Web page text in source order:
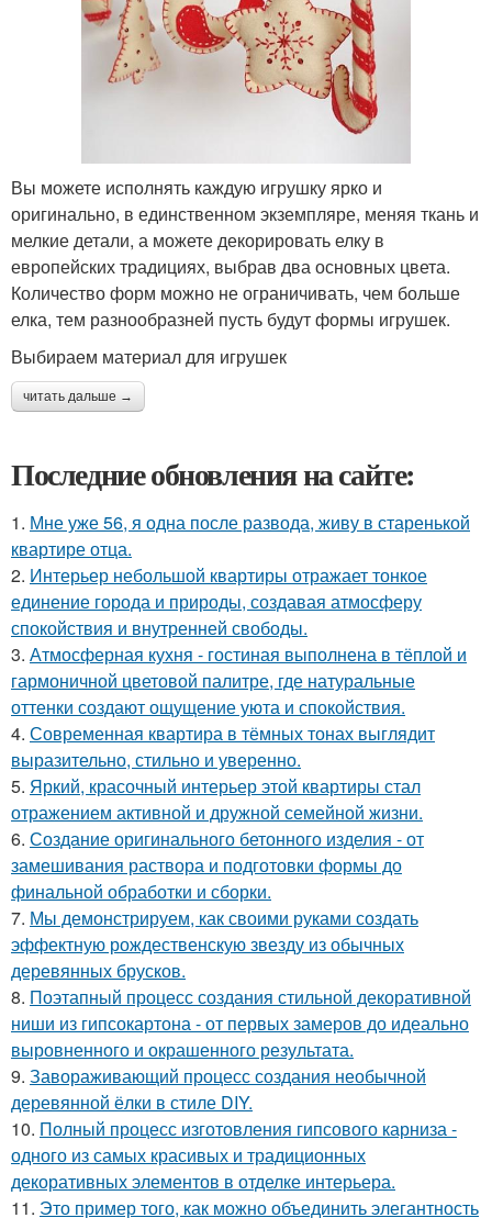
Вы можете исполнять каждую игрушку ярко и
оригинально, в единственном экземпляре, меняя ткань и
мелкие детали, а можете декорировать елку в
европейских традициях, выбрав два основных цвета.
Количество форм можно не ограничивать, чем больше
елка, тем разнообразней пусть будут формы игрушек.
Выбираем материал для игрушек
читать дальше →
Последние обновления на сайте:
1. Мне уже 56, я одна после развода, живу в старенькой
квартире отца.
2. Интерьер небольшой квартиры отражает тонкое
единение города и природы, создавая атмосферу
спокойствия и внутренней свободы.
3. Атмосферная кухня - гостиная выполнена в тёплой и
гармоничной цветовой палитре, где натуральные
оттенки создают ощущение уюта и спокойствия.
4. Современная квартира в тёмных тонах выглядит
выразительно, стильно и уверенно.
5. Яркий, красочный интерьер этой квартиры стал
отражением активной и дружной семейной жизни.
6. Создание оригинального бетонного изделия - от
замешивания раствора и подготовки формы до
финальной обработки и сборки.
7. Мы демонстрируем, как своими руками создать
эффектную рождественскую звезду из обычных
деревянных брусков.
8. Поэтапный процесс создания стильной декоративной
ниши из гипсокартона - от первых замеров до идеально
выровненного и окрашенного результата.
9. Завораживающий процесс создания необычной
деревянной ёлки в стиле DIY.
10. Полный процесс изготовления гипсового карниза -
одного из самых красивых и традиционных
декоративных элементов в отделке интерьера.
11. Это пример того, как можно объединить элегантность